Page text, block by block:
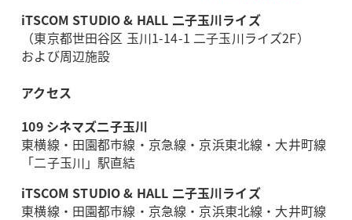
iTSCOM STUDIO & HALL 二子玉川ライズ
（東京都世田谷区 玉川1-14-1 二子玉川ライズ2F）
および周辺施設
アクセス
109 シネマズ二子玉川
東横線・田園都市線・京急線・京浜東北線・大井町線
「二子玉川」駅直結
iTSCOM STUDIO & HALL 二子玉川ライズ
東横線・田園都市線・京急線・京浜東北線・大井町線